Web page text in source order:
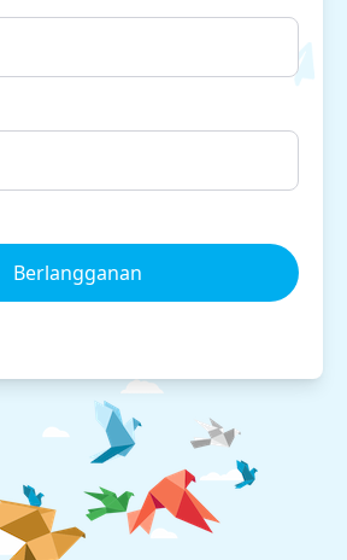
Berlangganan